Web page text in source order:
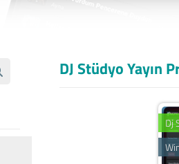
DJ Stüdyo Yayın
Dj